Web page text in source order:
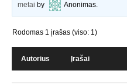
metai by Anonimas.
Rodomas 1 įrašas (viso: 1)
Autorius Įrašai